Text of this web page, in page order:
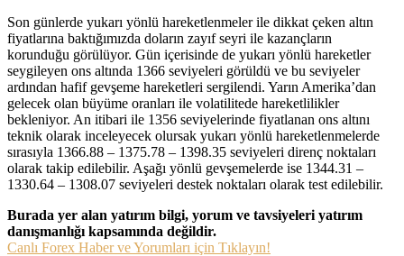
Son günlerde yukarı yönlü hareketlenmeler ile dikkat çeken altın
fiyatlarına baktığımızda doların zayıf seyri ile kazançların
korunduğu görülüyor. Gün içerisinde de yukarı yönlü hareketler
seygileyen ons altında 1366 seviyeleri görüldü ve bu seviyeler
ardından hafif gevşeme hareketleri sergilendi. Yarın Amerika’dan
gelecek olan büyüme oranları ile volatilitede hareketlilikler
bekleniyor. An itibari ile 1356 seviyelerinde fiyatlanan ons altını
teknik olarak inceleyecek olursak yukarı yönlü hareketlenmelerde
sırasıyla 1366.88 – 1375.78 – 1398.35 seviyeleri direnç noktaları
olarak takip edilebilir. Aşağı yönlü gevşemelerde ise 1344.31 –
1330.64 – 1308.07 seviyeleri destek noktaları olarak test edilebilir.
Burada yer alan yatırım bilgi, yorum ve tavsiyeleri yatırım
danışmanlığı kapsamında değildir.
Canlı Forex Haber ve Yorumları için Tıklayın!